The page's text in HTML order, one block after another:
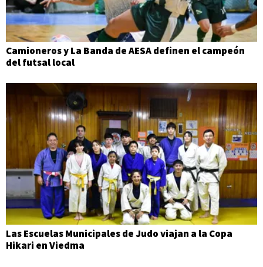
Camioneros y La Banda de AESA definen el campeón
del futsal local
Las Escuelas Municipales de Judo viajan a la Copa
Hikari en Viedma